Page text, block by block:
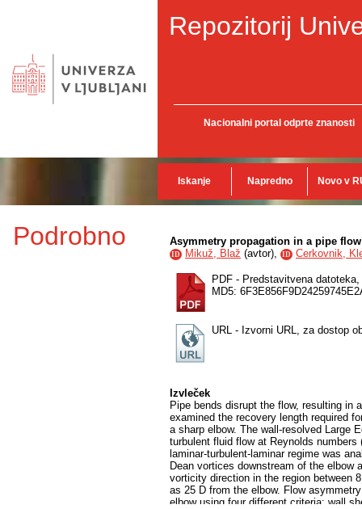
Repozitorij
Nacionalni portal odprte znanosti
Iskanje Napredno Novo v
Podrobno Asymmetry propagation in a pipe
ID Mikuž, Blaž (avtor), ID Cerkovnik,
PDF - Predstavitvena datoteka,
MD5:
URL - Izvorni URL, za dostop
Izvleček
Pipe bends disrupt the flow, resulting in
examined the recovery length required
a sharp elbow. The wall-resolved Large
turbulent fluid flow at Reynolds
laminar-turbulent-laminar regime was
Dean vortices downstream of the
vorticity direction in the region between
as 25 D from the elbow. Flow
elbow using four different criteria: wall